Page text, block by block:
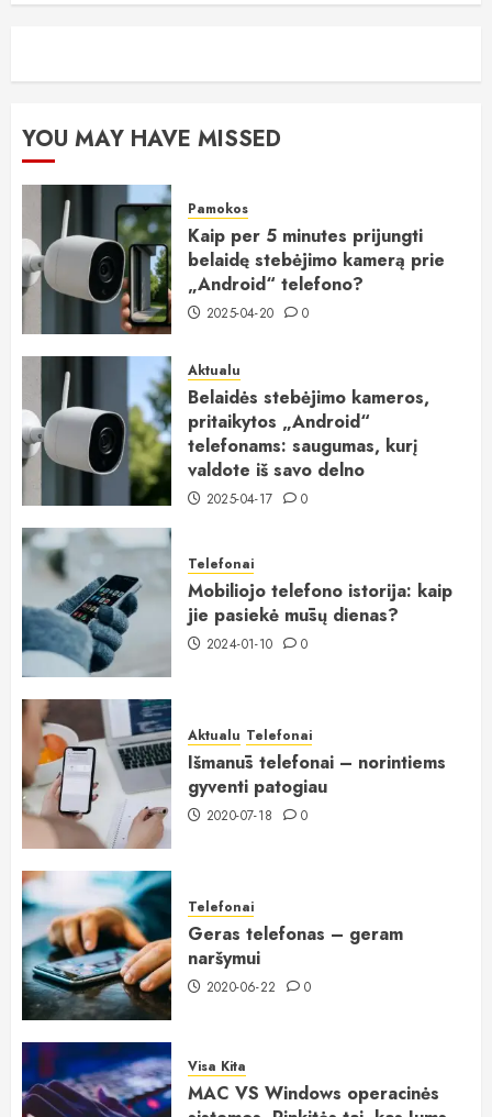
YOU MAY HAVE MISSED
Pamokos
Kaip per 5 minutes prijungti
belaidę stebėjimo kamerą prie
„Android“ telefono?
2025-04-20 0
Aktualu
Belaidės stebėjimo kameros,
pritaikytos „Android“
telefonams: saugumas, kurį
valdote iš savo delno
2025-04-17 0
Telefonai
Mobiliojo telefono istorija: kaip
jie pasiekė mūsų dienas?
2024-01-10 0
Aktualu Telefonai
Išmanūs telefonai – norintiems
gyventi patogiau
2020-07-18 0
Telefonai
Geras telefonas – geram
naršymui
2020-06-22 0
Visa Kita
MAC VS Windows operacinės